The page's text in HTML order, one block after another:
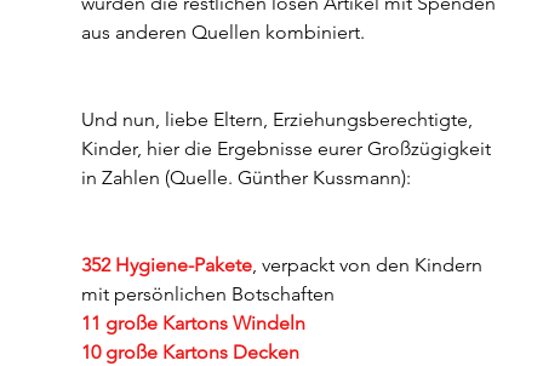
aus anderen Quellen kombiniert.
Und nun, liebe Eltern, Erziehungsberechtigte,
Kinder, hier die Ergebnisse eurer Großzügigkeit
in Zahlen (Quelle. Günther Kussmann):
352 Hygiene-Pakete, verpackt von den Kindern
mit persönlichen Botschaften
11 große Kartons Windeln
10 große Kartons Decken